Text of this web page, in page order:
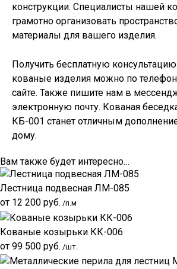
конструкции. Специалисты нашей
грамотно организовать
материалы для вашего изделия.
Получить бесплатную консультацию
кованые изделия можно по
сайте. Также пишите нам в
электронную почту. Кованая
КБ-001 станет отличным
дому.
Вам также будет интересно…
Лестница подвесная ЛМ-085
от 12 200 руб. /п.м
Кованые козырьки КК-006
от 99 500 руб. /шт.